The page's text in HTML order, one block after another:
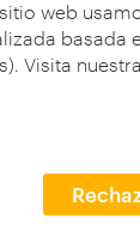
sitio web
basada
Visita nuestra